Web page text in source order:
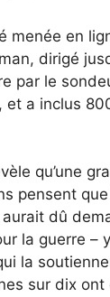
menée en
dirigé
par le
et a inclus
qu’une
pensent
dû
la guerre –
la
sur dix ont